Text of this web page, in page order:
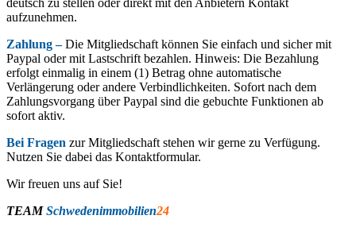
deutsch zu stellen oder direkt mit den Anbietern Kontakt
aufzunehmen.
Zahlung –Die Mitgliedschaft können Sie einfach und sicher mit
Paypal oder mit Lastschrift bezahlen. Hinweis: Die Bezahlung
erfolgt einmalig in einem (1) Betrag ohne automatische
Verlängerung oder andere Verbindlichkeiten. Sofort nach dem
Zahlungsvorgang über Paypal sind die gebuchte Funktionen ab
sofort aktiv.
Bei Fragen zur Mitgliedschaft stehen wir gerne zu Verfügung.
Nutzen Sie dabei das Kontaktformular.
Wir freuen uns auf Sie!
TEAMSchwedenimmobilien24